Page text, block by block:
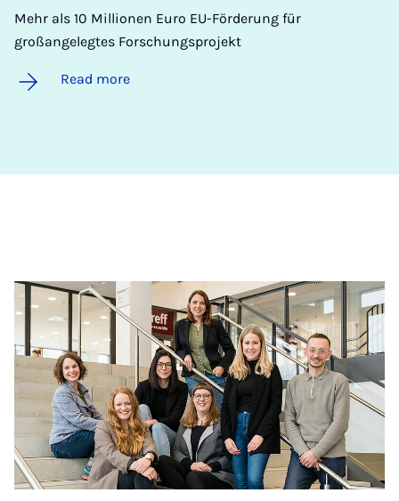
Mehr als 10 Millionen Euro EU-Förderung für
großangelegtes Forschungsprojekt
Read more